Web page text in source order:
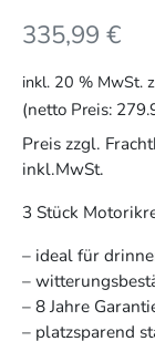
335,99 €
inkl. 20 % MwSt.
(netto Preis:
Preis zzgl.
inkl.MwSt.
3 Stück
– ideal für
–
– 8 Jahre
– platzsparend